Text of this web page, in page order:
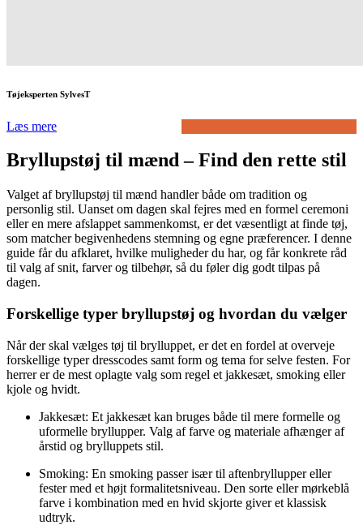
Tøjeksperten SylvesT
Læs mere
Bryllupstøj til mænd – Find den rette stil
Valget af bryllupstøj til mænd handler både om tradition og
personlig stil. Uanset om dagen skal fejres med en formel ceremoni
eller en mere afslappet sammenkomst, er det væsentligt at finde tøj,
som matcher begivenhedens stemning og egne præferencer. I denne
guide får du afklaret, hvilke muligheder du har, og får konkrete råd
til valg af snit, farver og tilbehør, så du føler dig godt tilpas på
dagen.
Forskellige typer bryllupstøj og hvordan du vælger
Når der skal vælges tøj til brylluppet, er det en fordel at overveje
forskellige typer dresscodes samt form og tema for selve festen. For
herrer er de mest oplagte valg som regel et jakkesæt, smoking eller
kjole og hvidt.
Jakkesæt: Et jakkesæt kan bruges både til mere formelle og
uformelle bryllupper. Valg af farve og materiale afhænger af
årstid og brylluppets stil.
Smoking: En smoking passer især til aftenbryllupper eller
fester med et højt formalitetsniveau. Den sorte eller mørkeblå
farve i kombination med en hvid skjorte giver et klassisk
udtryk.